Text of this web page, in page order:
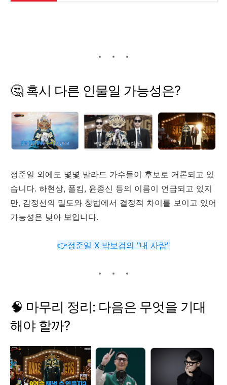
🤔 혹시 다른 인물일 가능성은?
정준일 외에도 몇몇 발라드 가수들이 후보로 거론되고 있
습니다. 하현상, 폴킴, 윤종신 등의 이름이 언급되고 있지
만, 감정선의 밀도와 창법에서 결정적 차이를 보이고 있어
가능성은 낮아 보입니다.
👉정준일 X 박보검의 "내 사람"
🧠 마무리 정리: 다음은 무엇을 기대
해야 할까?